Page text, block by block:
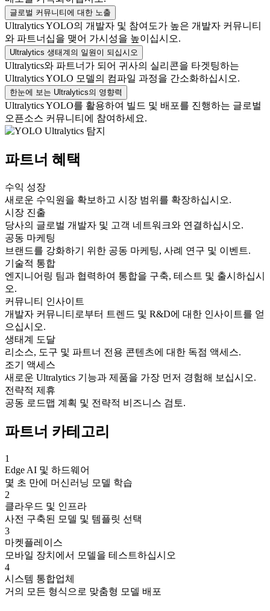
글로벌 커뮤니티에 대한 노출
Ultralytics YOLO의 개발자 및 참여도가 높은 개발자 커뮤니티
와 파트너십을 맺어 가시성을 높이십시오.
Ultralytics 생태계의 일원이 되십시오
Ultralytics와 파트너가 되어 귀사의 실리콘을 타겟팅하는
Ultralytics YOLO 모델의 컴파일 과정을 간소화하십시오.
한눈에 보는 Ultralytics의 영향력
Ultralytics YOLO를 활용하여 빌드 및 배포를 진행하는 글로벌
오픈소스 커뮤니티에 참여하세요.
파트너 혜택
수익 성장
새로운 수익원을 확보하고 시장 범위를 확장하십시오.
시장 진출
당사의 글로벌 개발자 및 고객 네트워크와 연결하십시오.
공동 마케팅
브랜드를 강화하기 위한 공동 마케팅, 사례 연구 및 이벤트.
기술적 통합
엔지니어링 팀과 협력하여 통합을 구축, 테스트 및 출시하십시
오.
커뮤니티 인사이트
개발자 커뮤니티로부터 트렌드 및 R&D에 대한 인사이트를 얻
으십시오.
생태계 도달
리소스, 도구 및 파트너 전용 콘텐츠에 대한 독점 액세스.
조기 액세스
새로운 Ultralytics 기능과 제품을 가장 먼저 경험해 보십시오.
전략적 제휴
공동 로드맵 계획 및 전략적 비즈니스 검토.
파트너 카테고리
1
Edge AI 및 하드웨어
몇 초 만에 머신러닝 모델 학습
2
클라우드 및 인프라
사전 구축된 모델 및 템플릿 선택
3
마켓플레이스
모바일 장치에서 모델을 테스트하십시오
4
시스템 통합업체
거의 모든 형식으로 맞춤형 모델 배포